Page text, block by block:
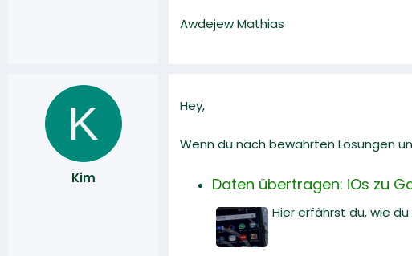
Awdejew Mathias
K
Kim
Hey,
Wenn du nach bewährten Lösungen
Daten übertragen: iOs zu
Hier erfährst du, wie